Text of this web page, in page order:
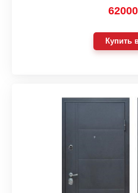
Купить